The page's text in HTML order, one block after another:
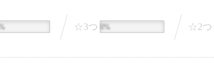
☆3つ 0% ☆2つ